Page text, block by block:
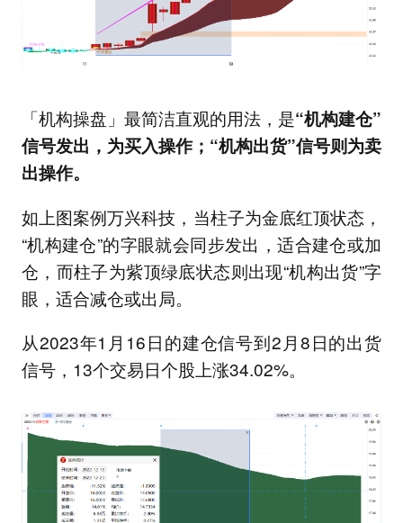
「机构操盘」最简洁直观的用法，是“机构建仓”
信号发出，为买入操作；“机构出货”信号则为卖
出操作。
如上图案例万兴科技，当柱子为金底红顶状态，
“机构建仓”的字眼就会同步发出，适合建仓或加
仓，而柱子为紫顶绿底状态则出现“机构出货”字
眼，适合减仓或出局。
从2023年1月16日的建仓信号到2月8日的出货
信号，13个交易日个股上涨34.02%。